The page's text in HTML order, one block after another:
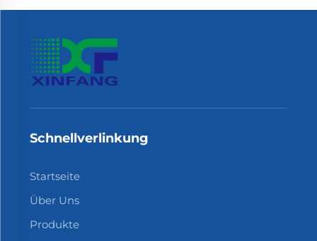
Schnellverlinkung
Startseite
Über Uns
Produkte